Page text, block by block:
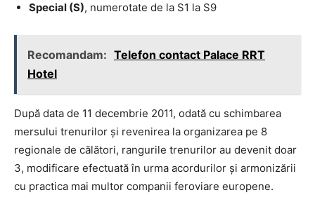
Special (S), numerotate de la S1 la S9
Recomandam: Telefon contact Palace RRT
Hotel
După data de 11 decembrie 2011, odată cu schimbarea
mersului trenurilor și revenirea la organizarea pe 8
regionale de călători, rangurile trenurilor au devenit doar
3, modificare efectuată în urma acordurilor și armonizării
cu practica mai multor companii feroviare europene.